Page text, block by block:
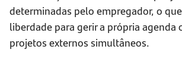
determinadas pelo empregador, o
liberdade para gerir a própria agenda
projetos externos simultâneos.